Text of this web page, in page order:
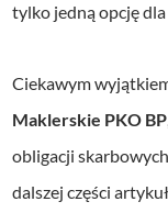
tylko jedną opcję
Ciekawym
Maklerskie PKO BP
obligacji
dalszej części